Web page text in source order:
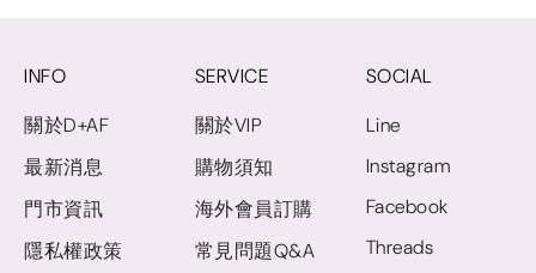
INFO
關於D+AF
最新消息
門市資訊
隱私權政策
SERVICE
關於VIP
購物須知
海外會員訂購
常見問題Q&A
SOCIAL
Line
Instagram
Facebook
Threads